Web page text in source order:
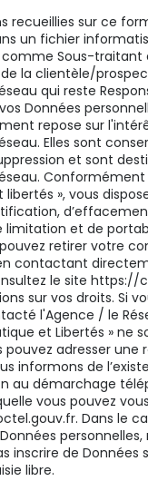
recueillies sur ce
un fichier
Sous-
la clientèle/
qui reste
Données
repose sur
Elles sont
et sont
Conformément
», vous
limitation et de
retirer votre
contactant
le site https://
sur vos droits. Si
l'Agence / le
et Libertés » ne
pouvez adresser une
informons de
au démarchage
vous pouvez
. Dans le
personnelles,
inscrire de Données
libre.